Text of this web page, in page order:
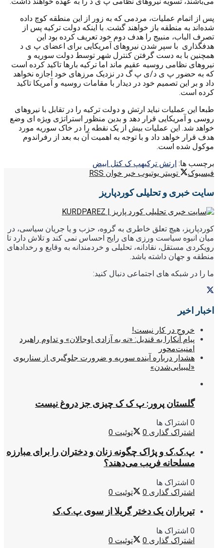
پس از اتمام عملیات، مردمی که به زور از این منطقه کوچ داده
شده‌اند به منطقه باز خواهند گشت. با اینکه دولت ترکیه پس از
تصرف الباب، منبیج را هدف دوم خود تعریف کرده بود این
هدفگذاری با سپر شدن نیروهای آمریکایی برای اعضای پ ی د
همچنین با به دست گرفتن کنترل شهر توسط دولت سوریه و
نیروهای نظامی روسیه عقیم ماند اما ترکیه بارها تاکید کرده است
که به حضور پ ی د/ی پ گ در نزدیک مرزهای خود اجازه نخواهد
داد و بر این تصمیم خود در دیدار با مقامات روسیه و آمریکا تاکید
کرده است.
طبعا این عملیات نباید ارتش و دولت ترکیه را در تقابل با نیروهای
روسی و آمریکایی قرار دهد و بدین منظور استراتژی ویژه ای وضع
خواهد شد. این عملیات بیش از یک نقطه را در خاک سوریه مورد
هدف قرار خواهد داد و با توجه به اهمیت آن به بعد از رفراندوم
موکول شده است.
برچسب ها: ارتش ترکیهپ ک کتل ابیض
فیسبوک
توییتر یوتیوب خبر خوان RSS
سایت خبری و تحلیلی کوردپاریز
کوردپاریز، هیچ تعلق خاطری به گروه، حزب و یا جریان سیاسی، در
میان انبوه سیاست ورزی های رایج احساس نمی کند و تلاش دارد تا
رویکردی مستقل، نقادانه، تحلیلی و خردمندانه به وقایع و رخدادهای
منطقه و جهان داشته باشد.
ما را در شبکه های اجتماعی دنبال کنید:
اخبار اخیر
خروج در کار نیست!
پیام آنکارا به قندیل: «نه به آزادی اوجالان» و تداوم راهبرد
امنیت‌محور
هشدار درباره آینده سوریه و ضرورت جلوگیری از سناریوی
«لیبیایی‌شدن»
گلستان پرور: پ ک ک چیزی جز دروغ نیست
0 اشتراک ها
اشتراک گذاری 0 توئیت 0
پ.ک.ک و پژاک چگونه زنان و دختران را برای مبارزه
مسلحانه فریب می‌دهند؟
0 اشتراک ها
اشتراک گذاری 0 توئیت 0
تیرباران یک دختر گریلا از سوی پ.ک.ک
0 اشتراک ها
اشتراک گذاری 0 توئیت 0